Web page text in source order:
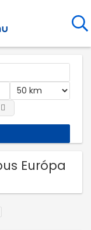
Európa